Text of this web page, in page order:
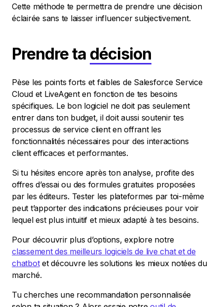
Cette méthode te permettra de prendre une décision
éclairée sans te laisser influencer subjectivement.
Prendre ta décision
Pèse les points forts et faibles de Salesforce Service
Cloud et LiveAgent en fonction de tes besoins
spécifiques. Le bon logiciel ne doit pas seulement
entrer dans ton budget, il doit aussi soutenir tes
processus de service client en offrant les
fonctionnalités nécessaires pour des interactions
client efficaces et performantes.
Si tu hésites encore après ton analyse, profite des
offres d’essai ou des formules gratuites proposées
par les éditeurs. Tester les plateformes par toi-même
peut t’apporter des indications précieuses pour voir
lequel est plus intuitif et mieux adapté à tes besoins.
Pour découvrir plus d’options, explore notre
classement des meilleurs logiciels de live chat et de
chatbotet découvre les solutions les mieux notées du
marché.
Tu cherches une recommandation personnalisée